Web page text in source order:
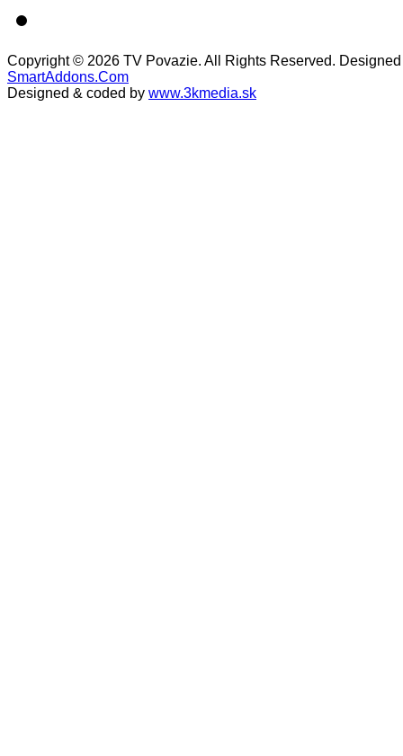
Copyright © 2026 TV Povazie. All Rights Reserved.
SmartAddons.Com
Designed & coded by www.3kmedia.sk